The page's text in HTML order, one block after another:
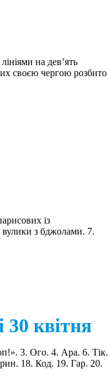
на дев’ять
своєю чергою розбито
із
вулики з бджолами. 7.
30 квітня
3. Ого. 4. Ара. 6. Тік.
18. Код. 19. Гар. 20.